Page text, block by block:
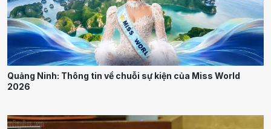
Quảng Ninh: Thông tin về chuỗi sự kiện của Miss World
2026